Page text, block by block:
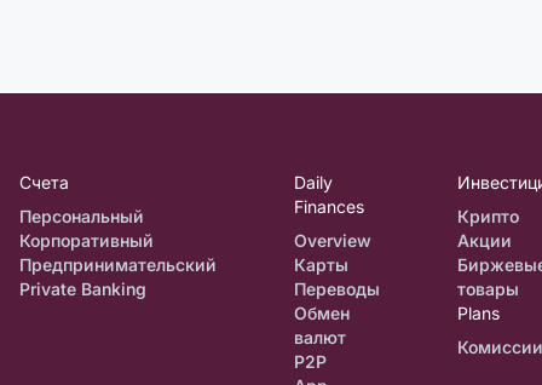
Счета
Персональный
Корпоративный
Предпринимательский
Private Banking
Daily
Finances
Overview
Карты
Переводы
Обмен
валют
P2P
Крипто
Акции
товары
Plans
Комиссии